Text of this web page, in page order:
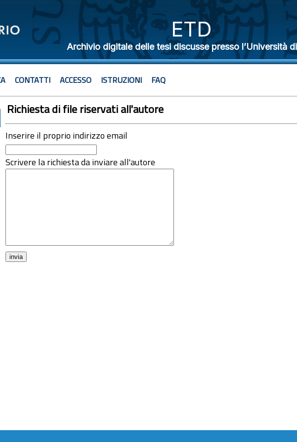
ETD
Archivio digitale delle tesi discusse presso l’Università
CONTATTI ACCESSO ISTRUZIONI FAQ
Richiesta di file riservati all'autore
Inserire il proprio indirizzo email
Scrivere la richiesta da inviare all'autore